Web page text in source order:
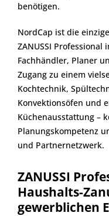
benötigen.
NordCap ist die
ZANUSSI
Fachhändler, Planer
Zugang zu einem
Kochtechnik,
Konvektionsöfen und
Küchenausstattung –
Planungskompetenz
und Partnernetzwerk.
ZANUSSI
Haushalts-
gewerblichen